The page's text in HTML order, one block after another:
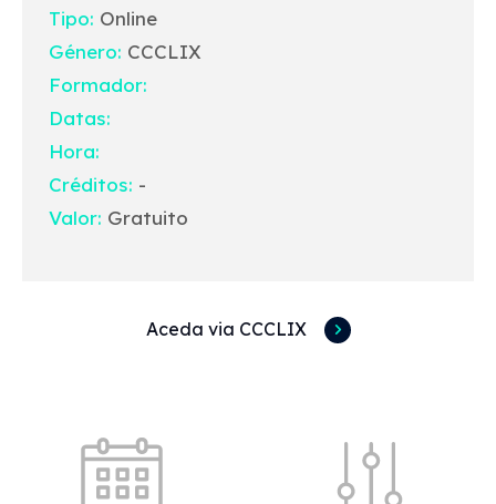
Tipo: Online
Género: CCCLIX
Formador:
Datas:
Hora:
Créditos: -
Valor: Gratuito
Aceda via CCCLIX